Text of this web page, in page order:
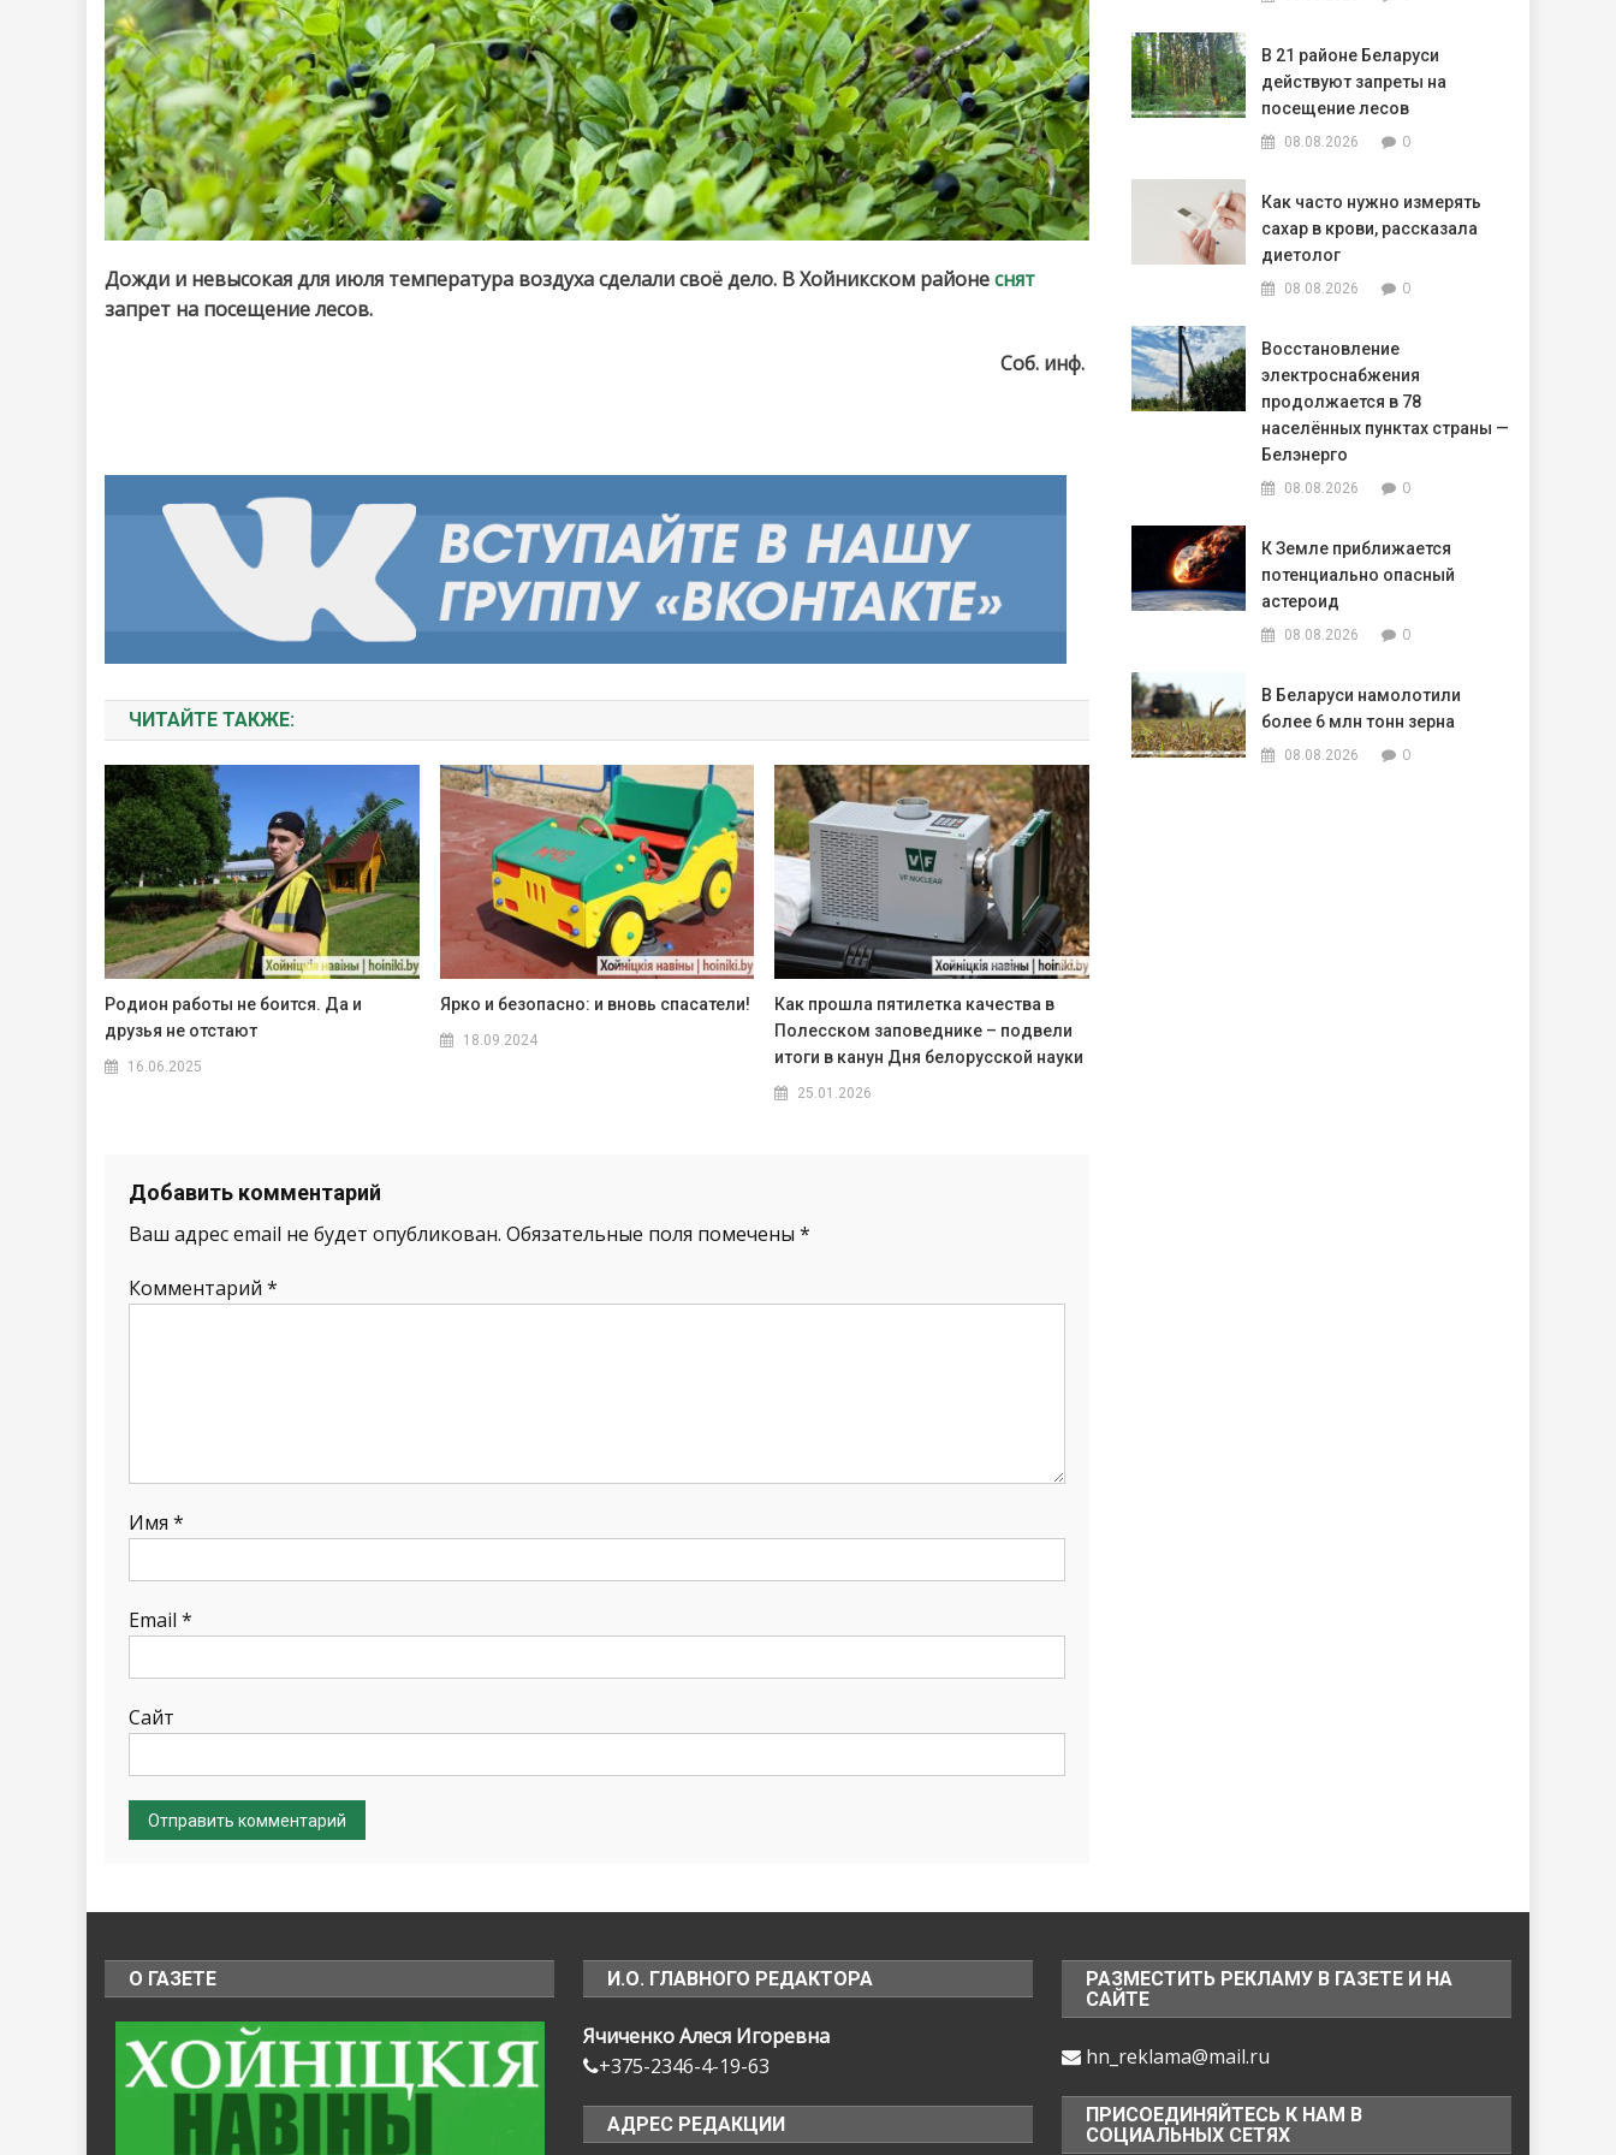
Дожди и невысокая для июля температура воздуха сделали своё дело. В Хойникском районеснят
запрет на посещение лесов.
Соб. инф.
ЧИТАЙТЕ ТАКЖЕ:
Родион работы не боится. Да и
друзья не отстают
16.06.2025
Ярко и безопасно: и вновь спасатели!
18.09.2024
Как прошла пятилетка качества в
Полесском заповеднике – подвели
итоги в канун Дня белорусской науки
25.01.2026
Добавить комментарий
Ваш адрес email не будет опубликован. Обязательные поля помечены *
Комментарий *
Имя *
Email *
Сайт
В 21 районе Беларуси
действуют запреты на
посещение лесов
08.08.2026 0
Как часто нужно измерять
сахар в крови, рассказала
диетолог
08.08.2026 0
Восстановление
электроснабжения
продолжается в 78
населённых пунктах страны —
Белэнерго
08.08.2026 0
К Земле приближается
потенциально опасный
астероид
08.08.2026 0
В Беларуси намолотили
более 6 млн тонн зерна
08.08.2026 0
О ГАЗЕТЕ И.О. ГЛАВНОГО РЕДАКТОРА
Ячиченко Алеся Игоревна
+375-2346-4-19-63
АДРЕС РЕДАКЦИИ
РАЗМЕСТИТЬ РЕКЛАМУ В ГАЗЕТЕ И НА
САЙТЕ
hn_reklama@mail.ru
ПРИСОЕДИНЯЙТЕСЬ К НАМ В
СОЦИАЛЬНЫХ СЕТЯХ